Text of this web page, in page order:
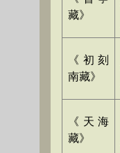
藏》
《初刻
南藏》
《天海
藏》